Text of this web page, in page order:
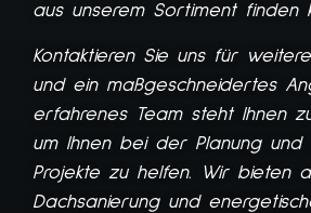
aus unserem Sortiment finden
Kontaktieren Sie uns für
und ein maßgeschneidertes
erfahrenes Team steht Ihnen
um Ihnen bei der Planung und
Projekte zu helfen. Wir bieten
Dachsanierung und